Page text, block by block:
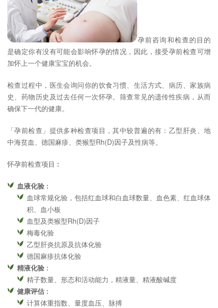
孕前咨询和检查的目的
是确定你有没有可能会影响怀孕的情况，因此，接受孕前检查可增
加怀上一个健康宝宝的机会。
检查过程中，医生会询问你的饮食习惯、生活方式、病历、家族病
史、药物历史及过去任何一次怀孕。筛查常见的遗传性疾病，从而
确保下一代的健康。
「孕前检查」提供多种检查项目，其中较普遍的有：乙型肝炎、地
中海贫血、德国麻疹、类猴型Rh(D)因子及性病等。
怀孕前检查项目︰
血液化验 ︰
血球常规化验，包括红血球和白血球数量、血色素、红血球体
积、血小板
血型及类猴型Rh(D)因子
梅毒化验
乙型肝炎抗原及抗体化验
德国麻疹抗体化验
精液化验 ︰
精子数量、形态和活动能力，精液量、精液酸碱度
健康评估 ︰
计算体重指数、量度血压、脉搏